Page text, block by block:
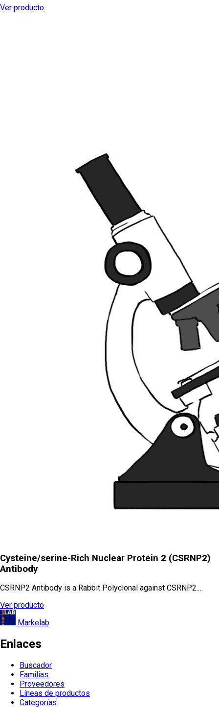
Ver producto
Cysteine/serine-Rich Nuclear Protein 2 (CSRNP2)
Antibody
CSRNP2 Antibody is a Rabbit Polyclonal against CSRNP2.…
Ver producto
Markelab
Enlaces
Buscador
Familias
Proveedores
Líneas de productos
Categorías